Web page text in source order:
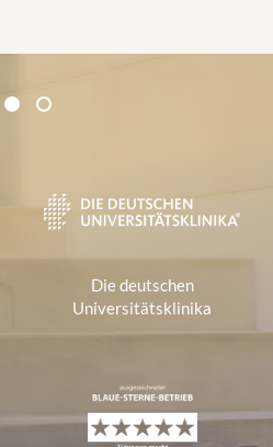
1 2
Die deutschen
Universitätsklinika